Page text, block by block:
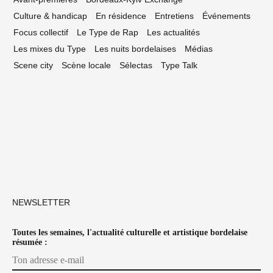
Culture & handicap
En résidence Entretiens
Événements
Focus collectif
Le Type de Rap
Les actualités
Les mixes du Type
Les nuits bordelaises
Médias
Scene city
Scène locale Sélectas Type Talk
NEWSLETTER
Toutes les semaines, l'actualité culturelle et artistique bordelaise
résumée :